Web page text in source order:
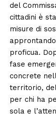
del
cittadini è
misure di
proficua.
fase
concrete
territorio,
per chi ha
sola e